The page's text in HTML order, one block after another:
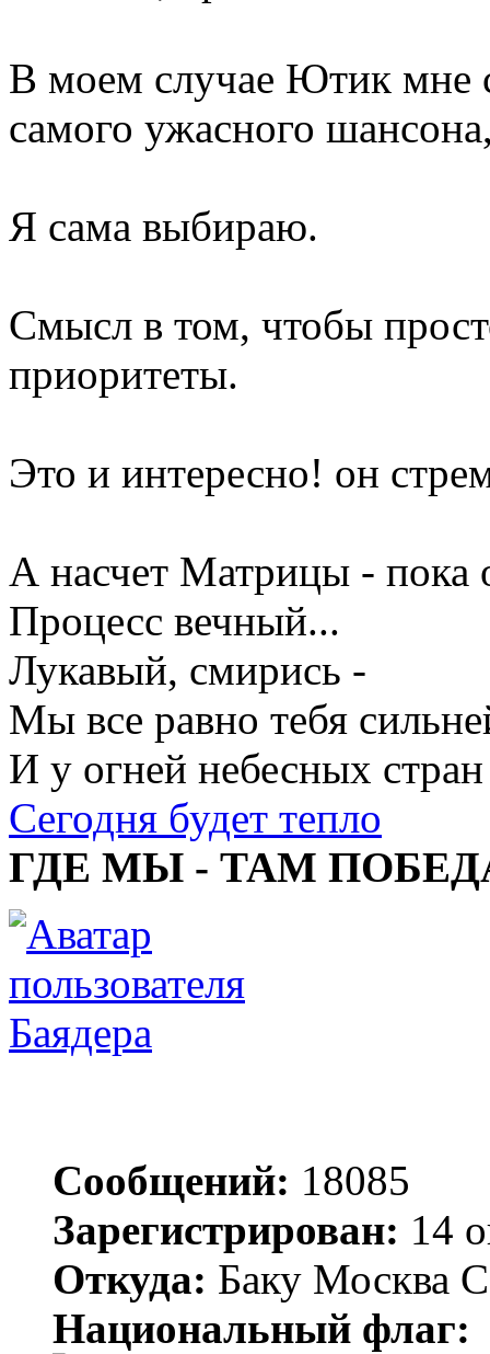
В моем случае Ютик мне
самого ужасного
Я сама выбираю.
Смысл в том, чтобы
приоритеты.
Это и интересно! он
А насчет Матрицы - пока
Процесс вечный...
Лукавый, смирись -
Мы все равно тебя
И у огней небесных стран
Сегодня будет тепло
ГДЕ МЫ - ТАМ
Баядера
Сообщений: 18085
Зарегистрирован: 14
Откуда: Баку Москва
Национальный флаг: